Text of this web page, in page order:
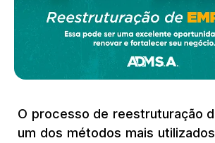
O processo de reestruturação
um dos métodos mais